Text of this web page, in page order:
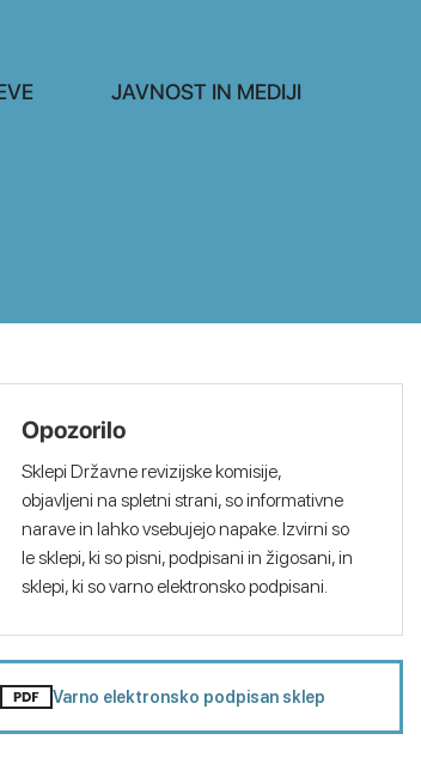
JAVNOST IN MEDIJI
Opozorilo
Sklepi Državne revizijske komisije,
objavljeni na spletni strani, so informativne
narave in lahko vsebujejo napake. Izvirni so
le sklepi, ki so pisni, podpisani in žigosani, in
sklepi, ki so varno elektronsko podpisani.
Varno elektronsko podpisan sklep